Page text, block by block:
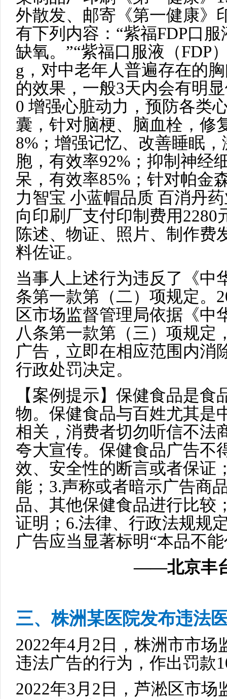
外散发、邮寄《第一健康》
有下列内容：“紫福FDP口
缺氧。”“紫福口服液（FDP
g，对中老年人普遍存在的
的效果，一般3天内会有明
0 增强心脏动力，预防各类
囊，针对脑梗、脑血栓，修
8%；增强记忆、改善睡眠
胞，有效率92%；抑制神经
呆，有效率85%；针对帕金
力智宝 小蓝帽品质 百消丹
向印刷厂支付印制费用
陈述、物证、照片、制作费
料佐证。
当事人上述行为违反了《中
条第一款第（二）项规定。
区市场监督管理局依据《中
八条第一款第（三）项规定
广告，立即在相应范围内消
行政处罚决定。
【案例提示】保健食品是
物。保健食品与百姓尤其是
相关，消费者切勿听信不法
夸大宣传。保健食品广告不
效、安全性的断言或者保证
能；3.声称或者暗示广告商
品、其他保健食品进行比较
证明；6.法律、行政法规规
广告应当显著标明“本品不
——北京丰
三、株洲某医院发布违法
2022年4月2日，株洲市市
违法广告的行为，作出罚款
2022年3月2日，芦淞区市